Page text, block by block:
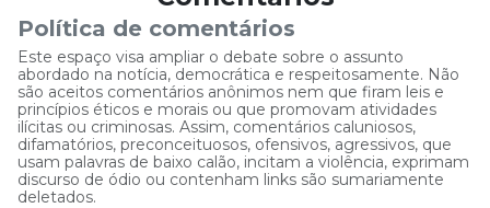
Política de comentários
Este espaço visa ampliar o debate sobre o assunto
abordado na notícia, democrática e respeitosamente. Não
são aceitos comentários anônimos nem que firam leis e
princípios éticos e morais ou que promovam atividades
ilícitas ou criminosas. Assim, comentários caluniosos,
difamatórios, preconceituosos, ofensivos, agressivos, que
usam palavras de baixo calão, incitam a violência, exprimam
discurso de ódio ou contenham links são sumariamente
deletados.